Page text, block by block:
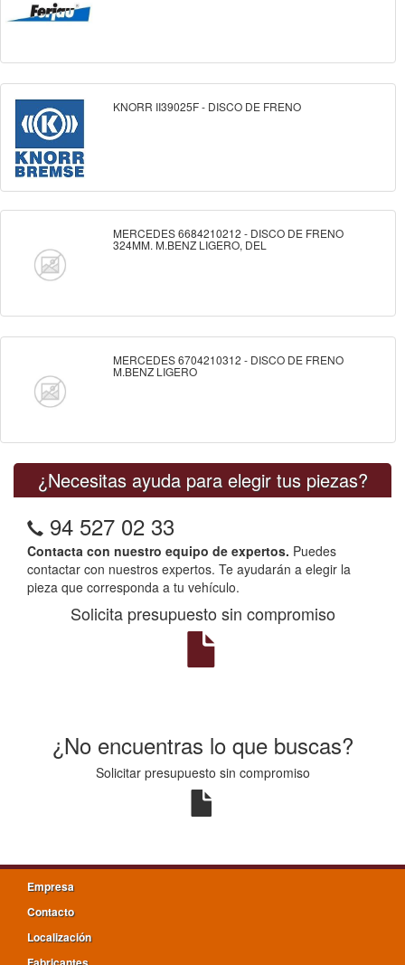
KNORR II39025F - DISCO DE FRENO
MERCEDES 6684210212 - DISCO DE FRENO
324MM. M.BENZ LIGERO, DEL
MERCEDES 6704210312 - DISCO DE FRENO
M.BENZ LIGERO
¿Necesitas ayuda para elegir tus piezas?
94 527 02 33
Contacta con nuestro equipo de expertos. Puedes
contactar con nuestros expertos. Te ayudarán a elegir la
pieza que corresponda a tu vehículo.
Solicita presupuesto sin compromiso
¿No encuentras lo que buscas?
Solicitar presupuesto sin compromiso
Empresa
Contacto
Localización